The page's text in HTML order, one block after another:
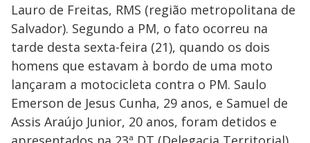
Lauro de Freitas, RMS (região metropolitana de
Salvador). Segundo a PM, o fato ocorreu na
tarde desta sexta-feira (21), quando os dois
homens que estavam à bordo de uma moto
lançaram a motocicleta contra o PM. Saulo
Emerson de Jesus Cunha, 29 anos, e Samuel de
Assis Araújo Junior, 20 anos, foram detidos e